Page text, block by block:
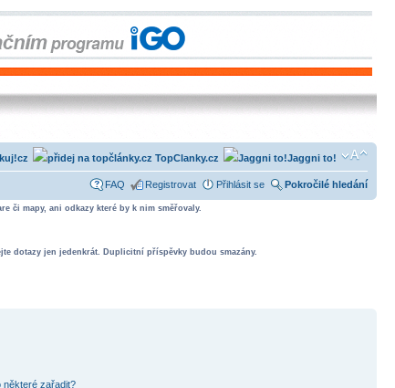
Jaggni to!
TopClanky.cz
FAQ Registrovat Přihlásit se Pokročilé hledání
či mapy, ani odkazy které by k nim směřovaly.
dotazy jen jedenkrát. Duplicitní příspěvky budou smazány.
některé zařadit?